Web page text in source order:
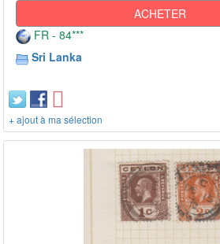
ACHETER
FR - 84***
Sri Lanka
+ ajout à ma sélection